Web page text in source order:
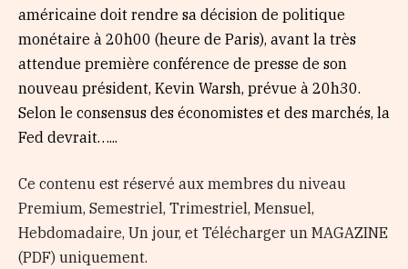
américaine doit rendre sa décision de politique
monétaire à 20h00 (heure de Paris), avant la très
attendue première conférence de presse de son
nouveau président, Kevin Warsh, prévue à 20h30.
Selon le consensus des économistes et des marchés, la
Fed devrait…...
Ce contenu est réservé aux membres du niveau
Premium, Semestriel, Trimestriel, Mensuel,
Hebdomadaire, Un jour, et Télécharger un MAGAZINE
(PDF) uniquement.